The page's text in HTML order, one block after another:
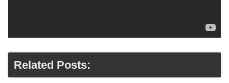
Related Posts: